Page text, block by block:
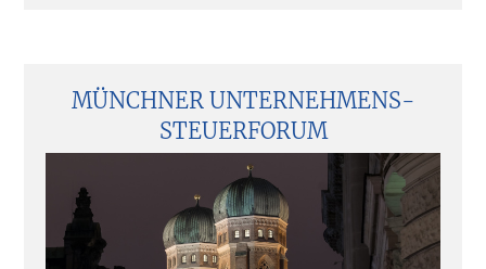
MÜNCHNER UNTERNEHMENS­
STEUERFORUM